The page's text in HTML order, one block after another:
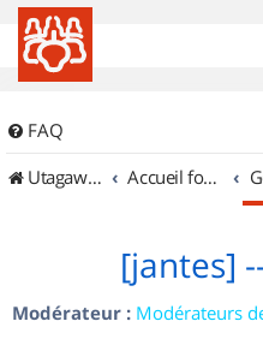
FAQ
UtagawaVTT (Randos VTT et VTTAE avec traces GPS)
Accueil forum
[jantes]
Modérateur : Modérateurs